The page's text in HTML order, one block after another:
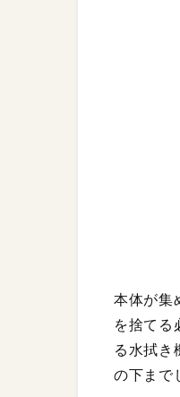
本体が集
を捨てる
る水拭き
の下まで